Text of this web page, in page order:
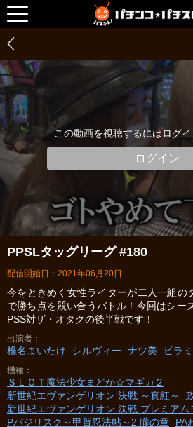
この動画を視聴するにはログイ
ログイン
PPSLタッグリーグ #180
配信開始日：2021年06月20日
今をときめく女性ライターが二人一組の
で勝ち点を競い合うバトル！今回はシー
PSS対ザ・オタクの後半戦です！
出演者
椎名まいたけ シルヴィー ナツ美 ピラ
機種
ＳＬＯＴ魔法少女まどか☆マギカ２
新世紀エヴァンゲリオン 決戦 ～真紅～
新世紀エヴァンゲリオン 決戦 プレミアム
Pバジリスク～甲賀忍法帖～2 朧の章
PA